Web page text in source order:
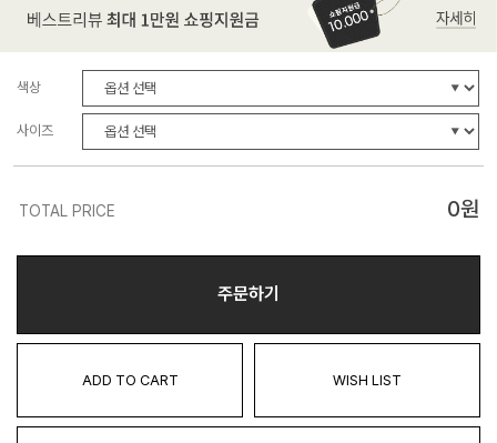
색상
사이즈
TOTAL PRICE 0원
주문하기
ADD TO CART WISH LIST